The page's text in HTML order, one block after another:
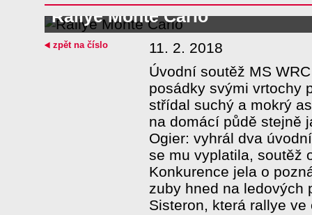
Rallye Monte Carlo
11. 2. 2018
Úvodní soutěž MS
posádky svými vrtochy
střídal suchý a mokrý
na domácí půdě stejně
Ogier: vyhrál dva
se mu vyplatila, soutěž
Konkurence jela o
zuby hned na ledových
Sisteron, která rallye
zpět na číslo